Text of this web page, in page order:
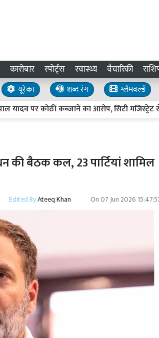
कारोबार स्पोर्ट्स स्वास्थ्य वैचारिकी
यूरेका शब्द रंग
ग्लैमवर्ल्ड
पर कोठी कब्जाने का आरोप, सिटी मजिस्ट्रेट से जांच
की बैठक कल, 23 पार्टियां शामिल
Edited ByAteeq Khan On07 Jun 2026